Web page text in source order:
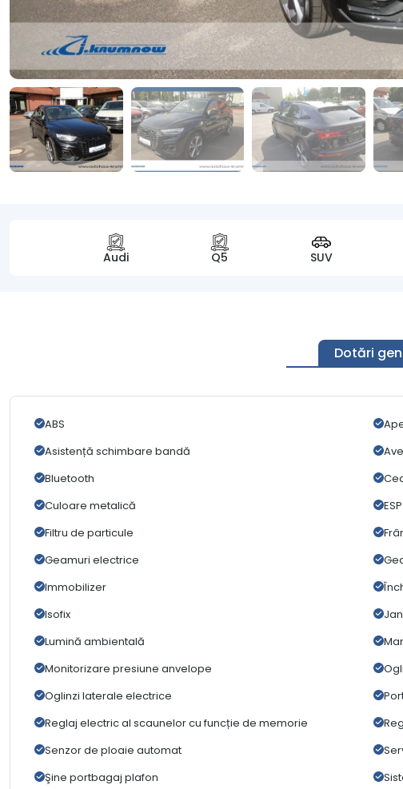
Audi Q5 SUV
Dotări
ABS
Asistență schimbare bandă
Bluetooth
Culoare metalică
ESP
Filtru de particule
Geamuri electrice
Immobilizer
Isofix
Lumină ambientală
Monitorizare presiune anvelope
Oglinzi laterale electrice
Reglaj electric al scaunelor cu funcție de memorie
Senzor de ploaie automat
Şine portbagaj plafon